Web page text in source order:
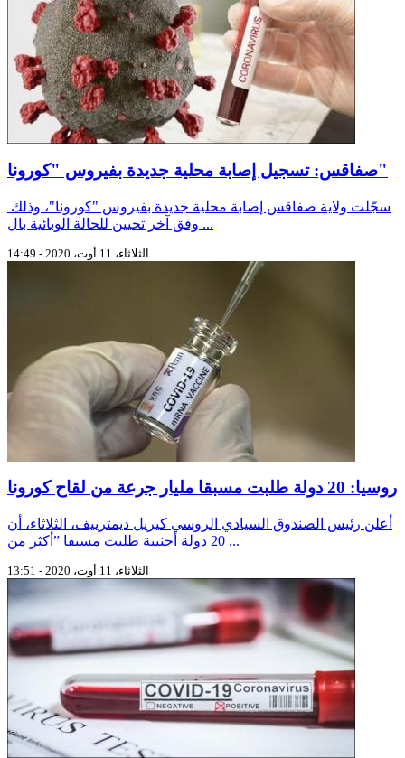
صفاقس: تسجيل إصابة محلية جديدة بفيروس "كورونا"
وفق آخر تحيين للحالة الوبائية بال ...
الثلاثاء، 11 أوت، 2020 - 14:49
أعلن رئيس الصندوق السيادي الروسي كيريل ديمترييف، الثلاثاء، أن
20 دولة أجنبية طلبت مسبقا ”أكثر من ...
الثلاثاء، 11 أوت، 2020 - 13:51